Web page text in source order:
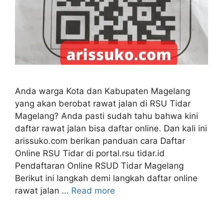
Anda warga Kota dan Kabupaten Magelang
yang akan berobat rawat jalan di RSU Tidar
Magelang? Anda pasti sudah tahu bahwa kini
daftar rawat jalan bisa daftar online. Dan kali ini
arissuko.com berikan panduan cara Daftar
Online RSU Tidar di portal.rsu tidar.id
Pendaftaran Online RSUD Tidar Magelang
Berikut ini langkah demi langkah daftar online
rawat jalan … Read more